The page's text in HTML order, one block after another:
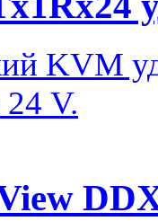
KVM
V.